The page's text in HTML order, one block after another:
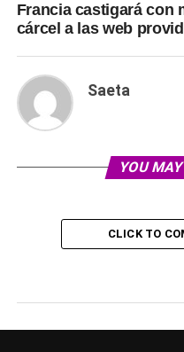
Francia castigará con
cárcel a las web
Saeta
YOU
CLICK TO